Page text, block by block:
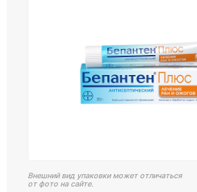
Внешний вид упаковки может отличаться
от фото на сайте.